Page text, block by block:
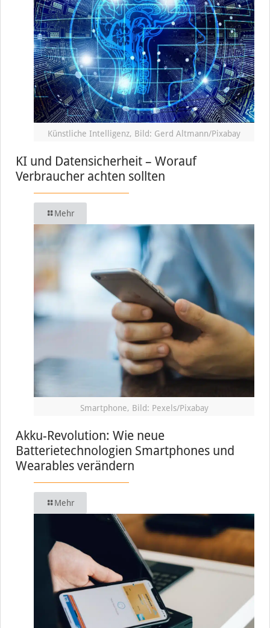
Künstliche Intelligenz, Bild: Gerd Altmann/Pixabay
KI und Datensicherheit – Worauf
Verbraucher achten sollten
Mehr
Smartphone, Bild: Pexels/Pixabay
Akku-Revolution: Wie neue
Batterietechnologien Smartphones und
Wearables verändern
Mehr